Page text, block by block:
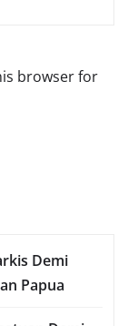
browser for
Demi
Papua